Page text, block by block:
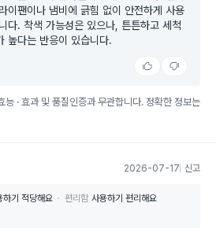
이팬이나 냄비에 긁힘 없이 안전하게 사용
다. 착색 가능성은 있으나, 튼튼하고 세척
높다는 반응이 있습니다.
능 · 효과 및 품질인증과 무관합니다. 정확한 정보는
2026-07-17 신고
하기 적당해요 편리함 사용하기 편리해요